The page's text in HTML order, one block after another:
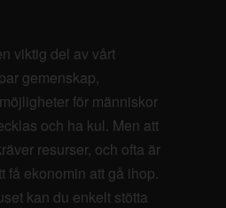
viktig del av vårt
gemenskap,
för människor
och ha kul. Men att
resurser, och ofta är
få ekonomin att gå ihop.
kan du enkelt stötta